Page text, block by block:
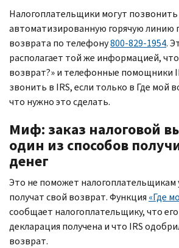
Налогоплательщики могут позвонить
автоматизированную горячую линию
возврата по телефону800-829-1954.
располагает той же информацией, что
возврат?» и телефонные помощники
звонить в IRS,если только в Где мой
что нужно это сделать.
Миф: заказ налоговой
один из способов
денег
Это не поможет налогоплательщикам
получат свой возврат. Функция «Где
сообщает налогоплательщику, что
декларация получена и что IRS
возврат.